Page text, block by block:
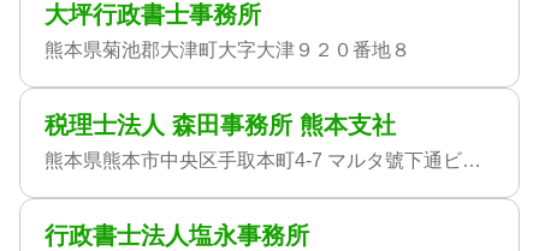
大坪行政書士事務所
熊本県菊池郡大津町大字大津９２０番地８
税理士法人 森田事務所 熊本支社
熊本県熊本市中央区手取本町4-7 マルタ號下通ビル3F
行政書士法人塩永事務所